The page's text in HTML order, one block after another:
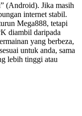
(Android). Jika masih
internet stabil.
Mega888, tetapi
diambil daripada
yang berbeza,
untuk anda, sama
lebih tinggi atau